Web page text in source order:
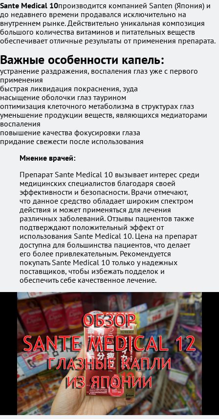
Sante Medical 10производится компанией Santen (Япония) и
до недавнего времени продавался исключительно на
внутреннем рынке. Действительно уникальная композиция
большого количества витаминов и питательных веществ
обеспечивает отличные результаты от применения препарата.
Важные особенности капель:
устранение раздражения, воспаления глаз уже с первого
применения
быстрая ликвидация покраснения, зуда
насыщение оболочки глаз таурином
оптимизация клеточного метаболизма в структурах глаз
уменьшение продукции веществ, являющихся медиаторами
воспаления
повышение качества фокусировки глаза
придание свежести после использования
Мнение врачей:
Препарат Sante Medical 10 вызывает интерес среди
медицинских специалистов благодаря своей
эффективности и безопасности. Врачи отмечают,
что данное средство обладает широким спектром
действия и может применяться для лечения
различных заболеваний. Отзывы пациентов также
подтверждают положительный эффект от
использования Sante Medical 10. Цена на препарат
доступна для большинства пациентов, что делает
его более привлекательным. Рекомендуется
покупать Sante Medical 10 только у надежных
поставщиков, чтобы избежать подделок и
обеспечить себе качественное лечение.